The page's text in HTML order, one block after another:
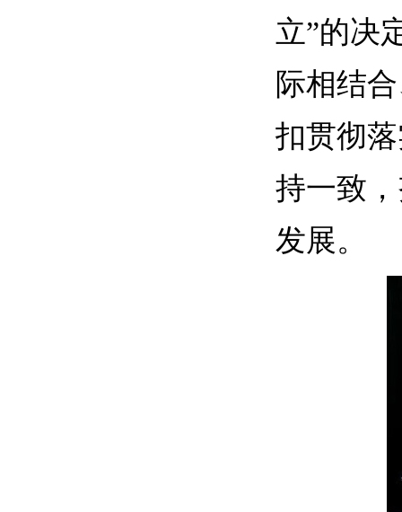
立”的决
际相结
扣贯彻
持一致 ，
发展。